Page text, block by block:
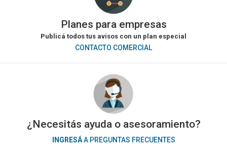
Planes para empresas
Publicá todos tus avisos con un plan especial
CONTACTO COMERCIAL
¿Necesitás ayuda o asesoramiento?
INGRESÁA PREGUNTAS FRECUENTES